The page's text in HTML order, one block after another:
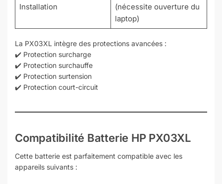
Installation
(nécessite ouverture du
laptop)
La PX03XL intègre des protections avancées :
✔️ Protection surcharge
✔️ Protection surchauffe
✔️ Protection surtension
✔️ Protection court-circuit
Compatibilité Batterie HP PX03XL
Cette batterie est parfaitement compatible avec les
appareils suivants :